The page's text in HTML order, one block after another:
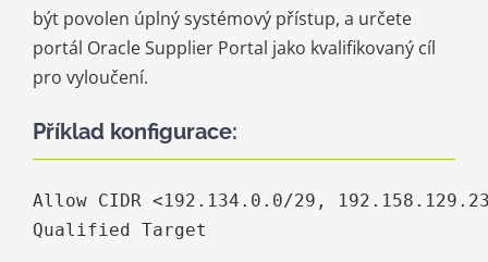
být povolen úplný systémový přístup, a určete
portál Oracle Supplier Portal jako kvalifikovaný cíl
pro vyloučení.
Příklad konfigurace:
Allow CIDR <192.134.0.0/29,
Qualified Target